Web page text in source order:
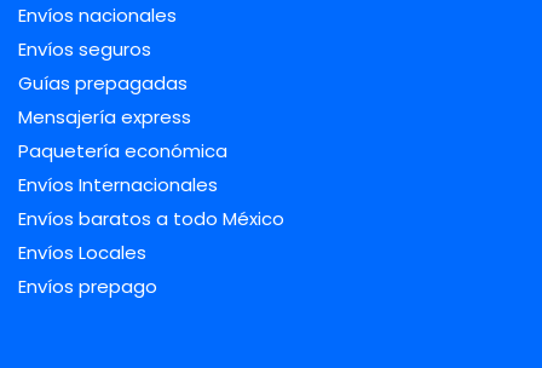
Envíos nacionales
Envíos seguros
Guías prepagadas
Mensajería express
Paquetería económica
Envíos Internacionales
Envíos baratos a todo México
Envíos Locales
Envíos prepago